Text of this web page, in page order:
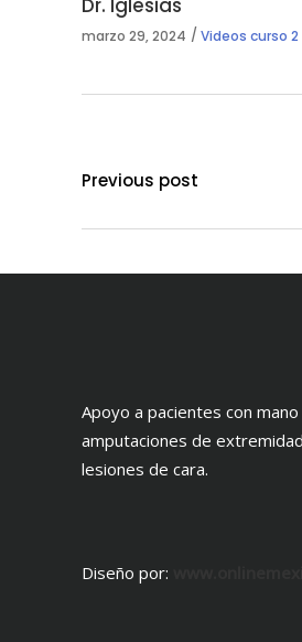
Dr. Iglesias
marzo 29, 2024 Videos curso 2
Previous post
Apoyo a pacientes con
amputaciones de
lesiones de cara.
Diseño por: